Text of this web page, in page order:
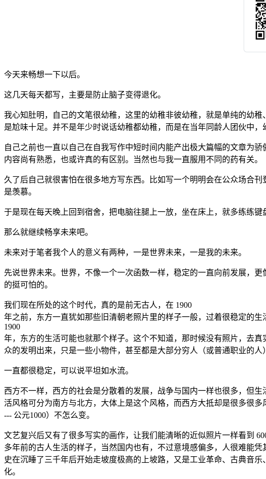
今天来畅想一下以后。
这几天每天都写，主要是防止脑子变得退化。
我心知肚明，自己的文笔很幼稚，这里的幼稚非彼幼稚，就是单纯的幼
是尬味十足。并不是年少时说话幼稚都幼稚，而是在当年同龄人团伙中，
自己之前也一直以自己在自我写作中短时间内能产出极大篇幅的文章为
内容尚有熟悉，也或许真的有区别。当然也与我一直服用不同的药有关
久了后自己就很害怕在很多地方写东西。比如写一个明明会在公众场合
是羡慕。
于是现在每天晚上回到宿舍，把电脑往腿上一放，坐在床上，就多练练键
那么就继续畅享未来吧。
未来对于笔者我个人的意义有两种，一是世界未来，一是我的未来。
先说世界未来。世界，不像一个一次函数一样，稳定的一直向前发展，
的挺可怕的。
我们现在所处的这个时代，真的是前无古人，在 1900
年之前，东方一直犹如那些旧清朝老照片里的样子一般，过着很稳定的
1900
年，东方的生活可能也就那个样子。这个不知道，那时候没有照片，去
众的发明出来，只是一些小物件，甚至都是大部分穷人（或普通职业的人
一直都很稳定，可以说平坦如水流。
西方不一样，西方的社会是分散着的发展，战争与国内一样也很多，但
活风格可分为南方与北方，大体上是这个风格，而西方大抵却是很多很
--- 公元1000）不怎么变。
文艺复兴后又有了很多写实的画作，让我们能清晰的近似照片一样看到
多年前的古人生活的样子，当然国内也有，不过意境感偏多，人很难能
史在沉睡了三千年后开始走坡度极高的上坡路，又是工业革命、古典音
化。